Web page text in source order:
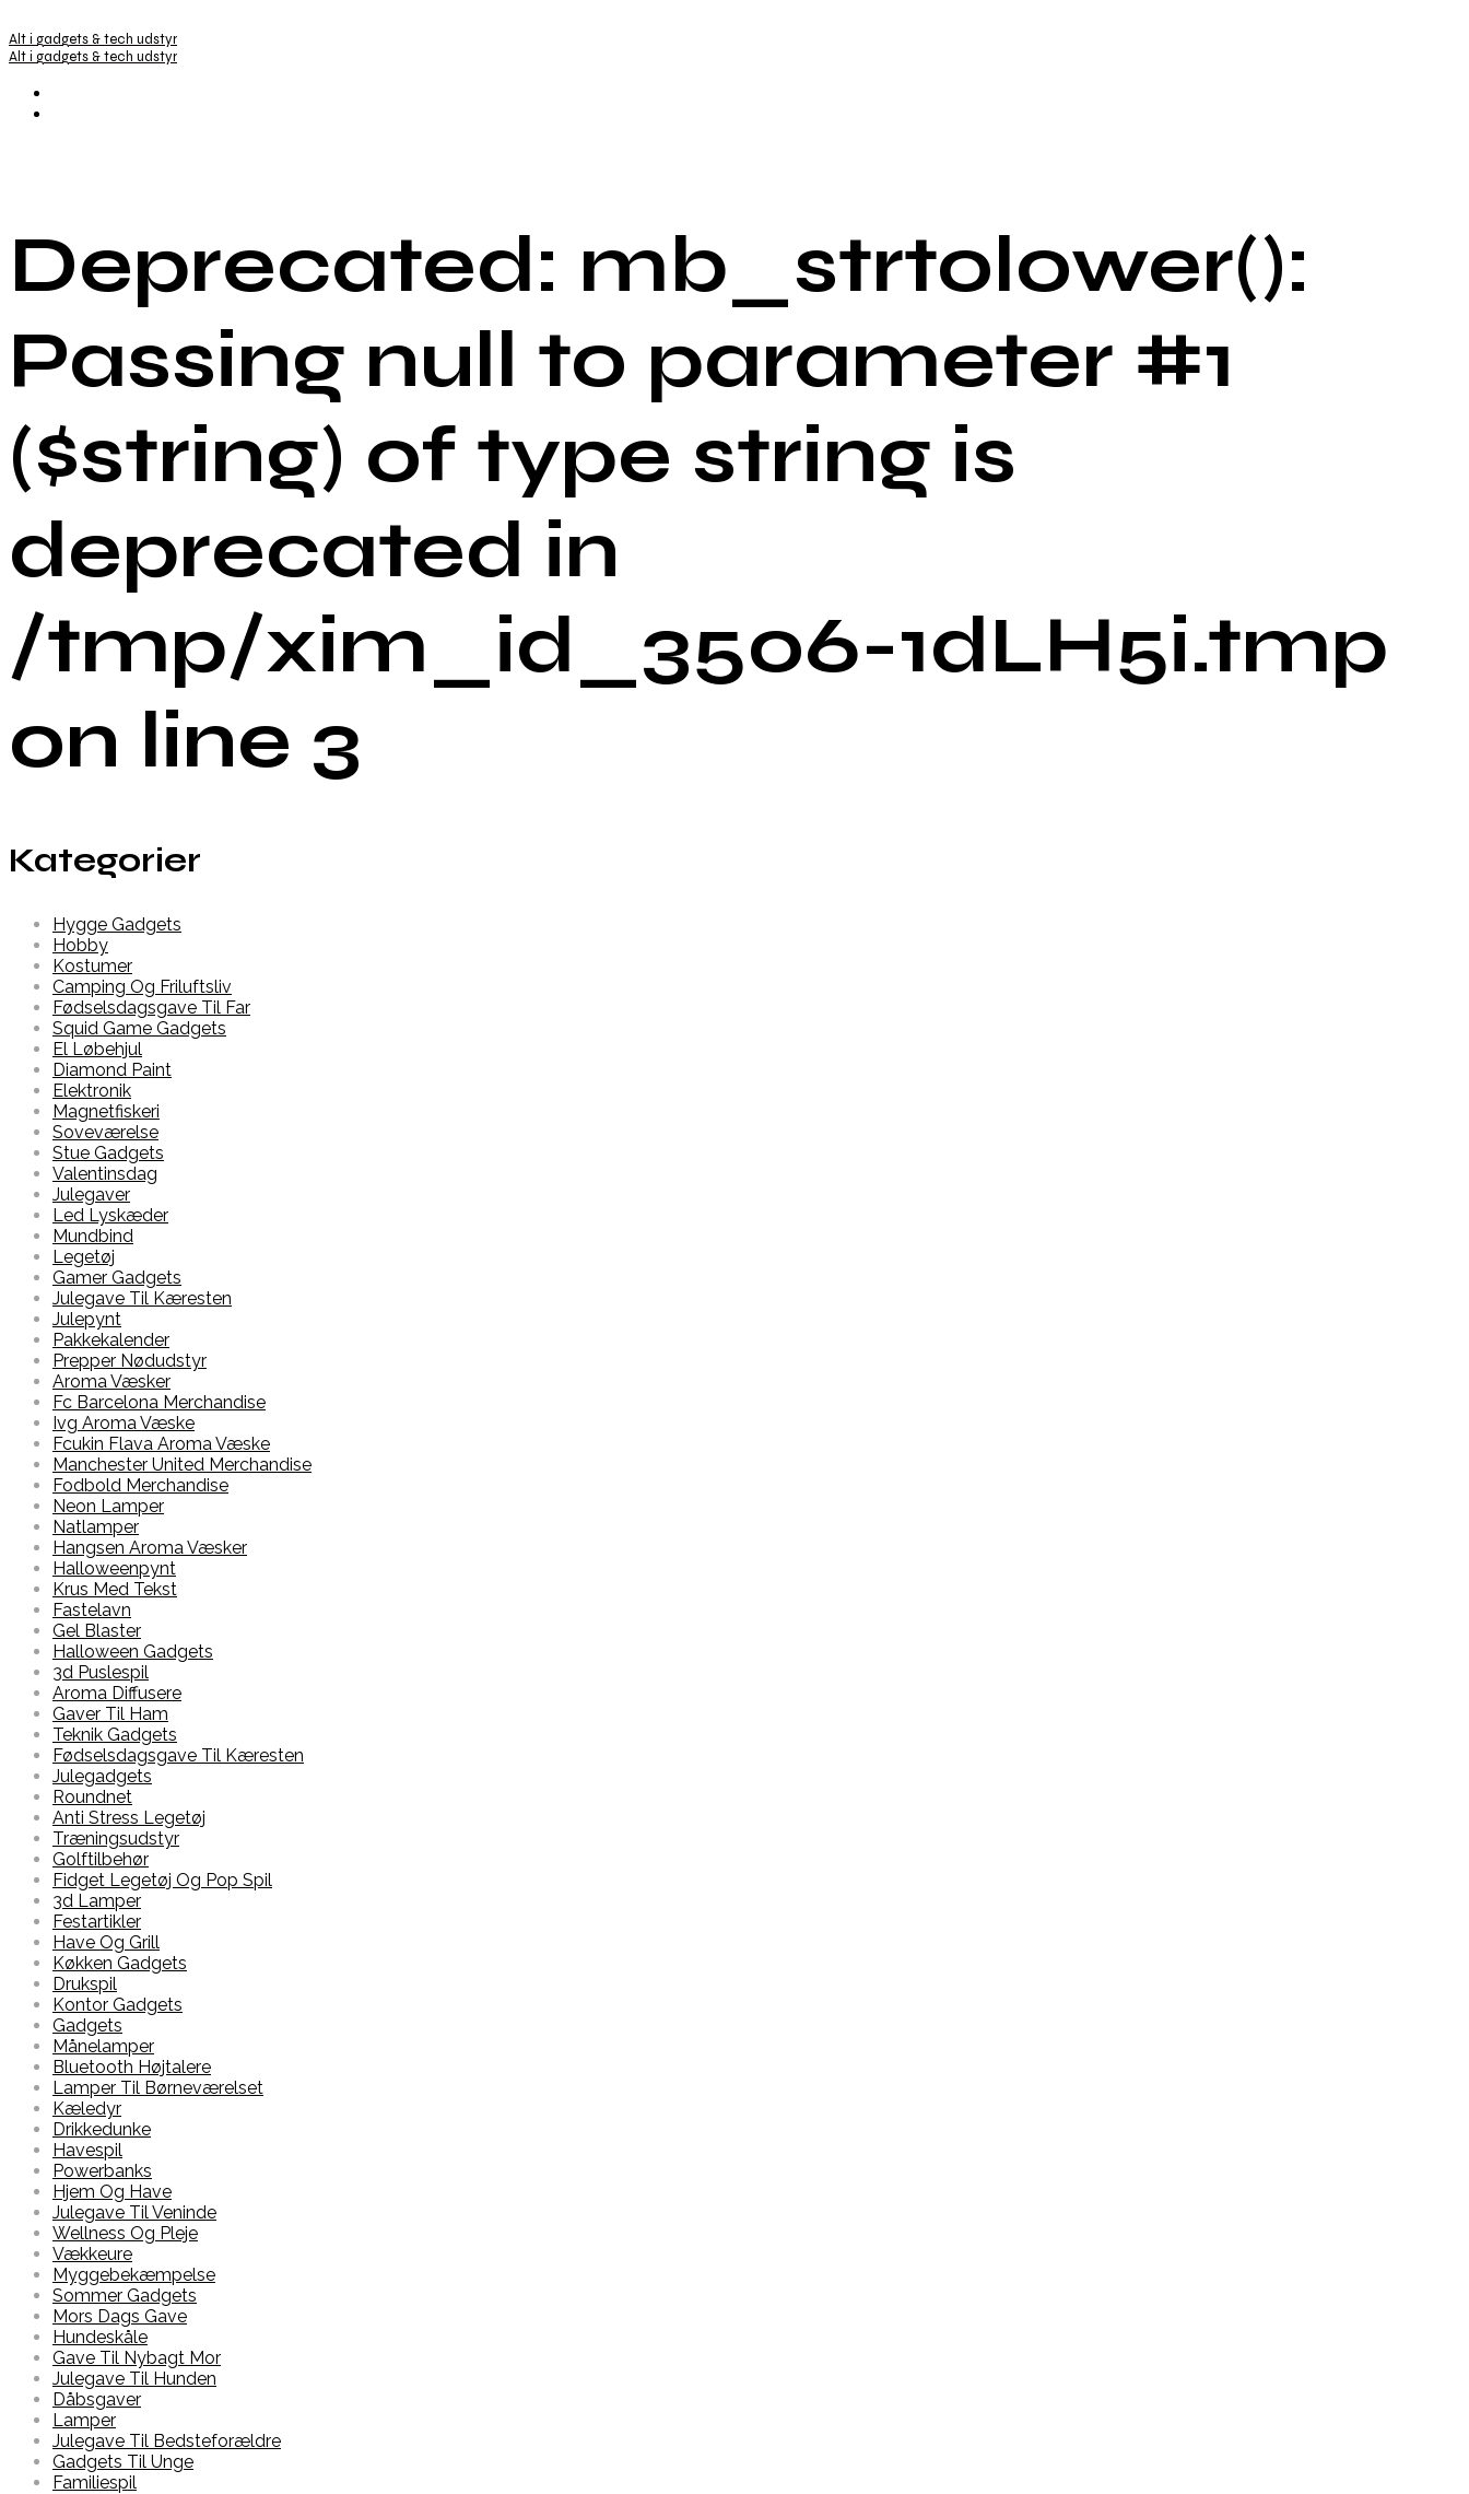
Alt i gadgets & tech udstyr
Alt i gadgets & tech udstyr
Deprecated: mb_strtolower():
Passing null to parameter #1
($string) of type string is
deprecated in
/tmp/xim_id_3506-1dLH5i.tmp
on line 3
Kategorier
Hygge Gadgets
Hobby
Kostumer
Camping Og Friluftsliv
Fødselsdagsgave Til Far
Squid Game Gadgets
El Løbehjul
Diamond Paint
Elektronik
Magnetfiskeri
Soveværelse
Stue Gadgets
Valentinsdag
Julegaver
Led Lyskæder
Mundbind
Legetøj
Gamer Gadgets
Julegave Til Kæresten
Julepynt
Pakkekalender
Prepper Nødudstyr
Aroma Væsker
Fc Barcelona Merchandise
Ivg Aroma Væske
Fcukin Flava Aroma Væske
Manchester United Merchandise
Fodbold Merchandise
Neon Lamper
Natlamper
Hangsen Aroma Væsker
Halloweenpynt
Krus Med Tekst
Fastelavn
Gel Blaster
Halloween Gadgets
3d Puslespil
Aroma Diffusere
Gaver Til Ham
Teknik Gadgets
Fødselsdagsgave Til Kæresten
Julegadgets
Roundnet
Anti Stress Legetøj
Træningsudstyr
Golftilbehør
Fidget Legetøj Og Pop Spil
3d Lamper
Festartikler
Have Og Grill
Køkken Gadgets
Drukspil
Kontor Gadgets
Gadgets
Månelamper
Bluetooth Højtalere
Lamper Til Børneværelset
Kæledyr
Drikkedunke
Havespil
Powerbanks
Hjem Og Have
Julegave Til Veninde
Wellness Og Pleje
Vækkeure
Myggebekæmpelse
Sommer Gadgets
Mors Dags Gave
Hundeskåle
Gave Til Nybagt Mor
Julegave Til Hunden
Dåbsgaver
Lamper
Julegave Til Bedsteforældre
Gadgets Til Unge
Familiespil